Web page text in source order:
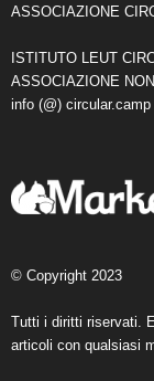
ASSOCIAZIONE
ISTITUTO LEUT
ASSOCIAZIONE
info (@) circular.camp
© Copyright 2023
Tutti i diritti riservati.
articoli con qualsiasi